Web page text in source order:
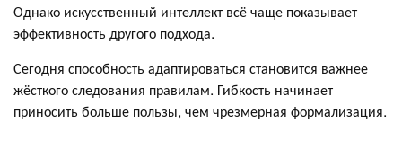
Однако искусственный интеллект всё чаще показывает
эффективность другого подхода.
Сегодня способность адаптироваться становится важнее
жёсткого следования правилам. Гибкость начинает
приносить больше пользы, чем чрезмерная формализация.